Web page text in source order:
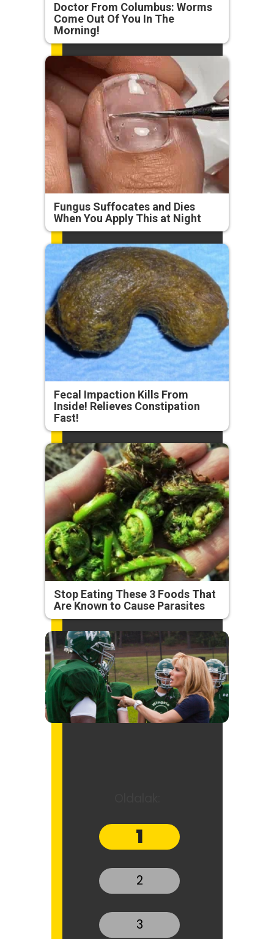
Doctor From Columbus: Worms
Come Out Of You In The
Morning!
Fungus Suffocates and Dies
When You Apply This at Night
Fecal Impaction Kills From
Inside! Relieves Constipation
Fast!
Stop Eating These 3 Foods That
Are Known to Cause Parasites
1
2
3